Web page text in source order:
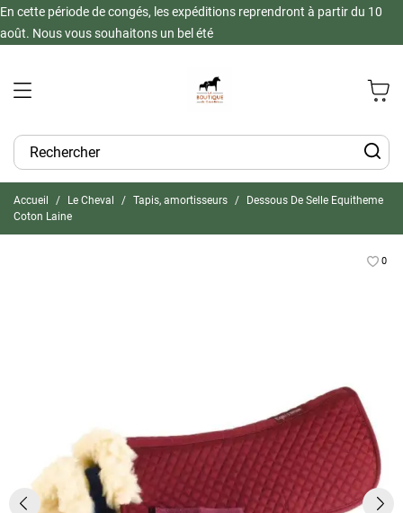
En cette période de congés, les expéditions reprendront à partir du 10
août. Nous vous souhaitons un bel été
Accueil Le Cheval Tapis, amortisseurs
Dessous De Selle Equitheme
Coton Laine
0